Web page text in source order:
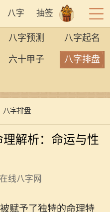
八字 抽签
八字预测 八字起名
六十甲子 八字排盘
八字排盘
解析：命运与性
线八字网
赋予了独特的命理特